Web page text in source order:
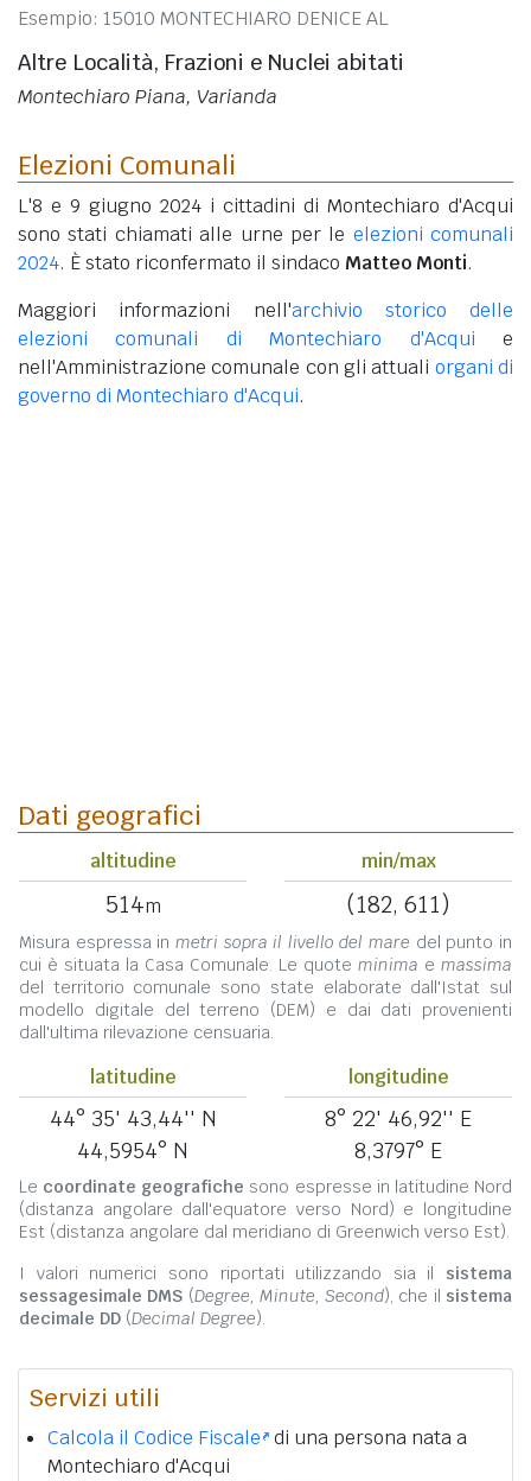
Esempio: 15010 MONTECHIARO DENICE AL
Altre Località, Frazioni e Nuclei abitati
Montechiaro Piana, Varianda
Elezioni Comunali
L'8 e 9 giugno 2024 i cittadini di Montechiaro d'Acqui
sono stati chiamati alle urne per le elezioni comunali
2024. È stato riconfermato il sindaco Matteo Monti.
Maggiori informazioni nell'archivio storico delle
elezioni comunali di Montechiaro d'Acqui e
nell'Amministrazione comunale con gli attuali organi di
governo di Montechiaro d'Acqui.
Dati geografici
altitudine
514m
min/max
(182, 611)
Misura espressa in metri sopra il livello del mare del punto in
cui è situata la Casa Comunale. Le quote minima e massima
del territorio comunale sono state elaborate dall'Istat sul
modello digitale del terreno (DEM) e dai dati provenienti
dall'ultima rilevazione censuaria.
latitudine
44° 35' 43,44'' N
44,5954° N
longitudine
8° 22' 46,92'' E
8,3797° E
Le coordinate geografiche sono espresse in latitudine Nord
(distanza angolare dall'equatore verso Nord) e longitudine
Est (distanza angolare dal meridiano di Greenwich verso Est).
I valori numerici sono riportati utilizzando sia il sistema
sessagesimale DMS (Degree, Minute, Second), che il sistema
decimale DD (Decimal Degree).
Servizi utili
Calcola il Codice Fiscale di una persona nata a
Montechiaro d'Acqui